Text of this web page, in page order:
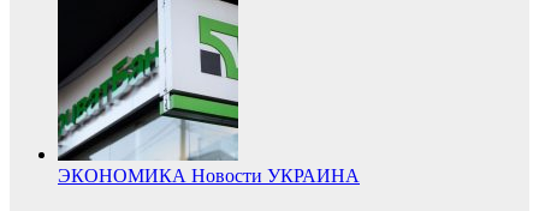
ЭКОНОМИКА Новости УКРАИНА